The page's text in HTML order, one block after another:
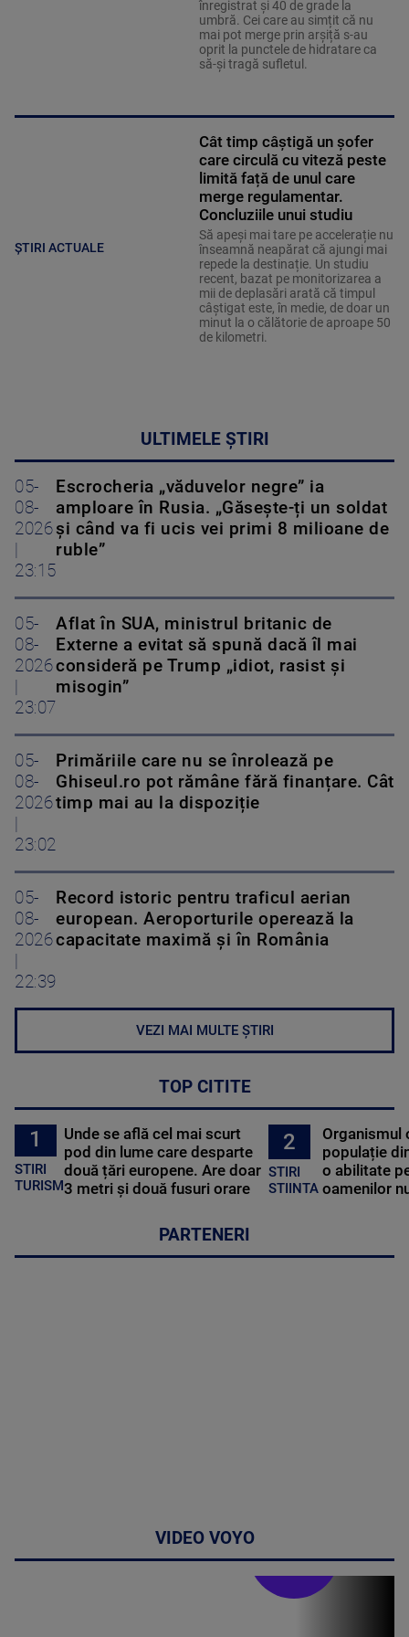
înregistrat și 40 de grade la
umbră. Cei care au simțit că nu
mai pot merge prin arșiță s-au
oprit la punctele de hidratare ca
să-și tragă sufletul.
ȘTIRI ACTUALE
Cât timp câștigă un șofer
care circulă cu viteză peste
limită față de unul care
merge regulamentar.
Concluziile unui studiu
Să apeși mai tare pe accelerație nu
înseamnă neapărat că ajungi mai
repede la destinație. Un studiu
recent, bazat pe monitorizarea a
mii de deplasări arată că timpul
câștigat este, în medie, de doar un
minut la o călătorie de aproape 50
de kilometri.
ULTIMELE ȘTIRI
05-
08-
2026
23:15
Escrocheria „văduvelor negre” ia
amploare în Rusia. „Găsește-ți un soldat
și când va fi ucis vei primi 8 milioane de
ruble”
05-
08-
2026
23:07
Aflat în SUA, ministrul britanic de
Externe a evitat să spună dacă îl mai
consideră pe Trump „idiot, rasist și
misogin”
05-
08-
2026
23:02
Primăriile care nu se înrolează pe
Ghiseul.ro pot rămâne fără finanțare. Cât
timp mai au la dispoziție
05-
08-
2026
22:39
Record istoric pentru traficul aerian
european. Aeroporturile operează la
capacitate maximă și în România
VEZI MAI MULTE ȘTIRI
TOP CITITE
1
STIRI
TURISM
Unde se află cel mai scurt
pod din lume care desparte
două țări europene. Are doar
3 metri și două fusuri orare
2
STIRI
STIINTA
Organismul
populație
o abilitate
oamenilor
PARTENERI
VIDEO VOYO